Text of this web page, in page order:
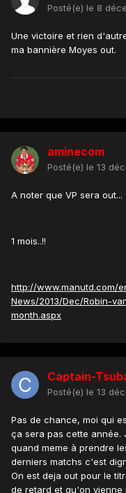
Posté(e) le 8
Une victoire et rien
ma bannière Moyes out.
aminecom
Posté(e) le 13
A noter que VP sera out...
1 mois..!!
http://www.manutd.com/
News/2013/Dec/Robin-
month.aspx
Captain-
Posté(e) le 13
Pas de chance, moi qui
ça sera pas cette année.
quand meme à prendre
derniers matchs c'est
On est deja out pour le
de retard et qu'on vienne